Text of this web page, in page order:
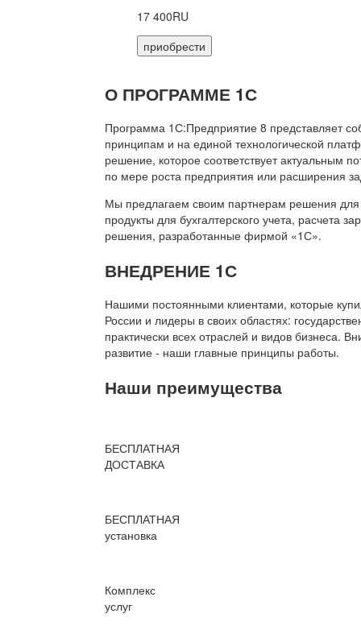
17 400RU
приобрести
О ПРОГРАММЕ 1С
Программа 1С:Предприятие 8 представляет
принципам и на единой технологической
решение, которое соответствует актуальным
по мере роста предприятия или расширения
Мы предлагаем своим партнерам решения для
продукты для бухгалтерского учета, расчета
решения, разработанные фирмой «1С».
ВНЕДРЕНИЕ 1С
Нашими постоянными клиентами, которые
России и лидеры в своих областях:
практически всех отраслей и видов бизнеса.
развитие - наши главные принципы работы.
Наши преимущества
БЕСПЛАТНАЯ
ДОСТАВКА
БЕСПЛАТНАЯ
установка
Комплекс
услуг